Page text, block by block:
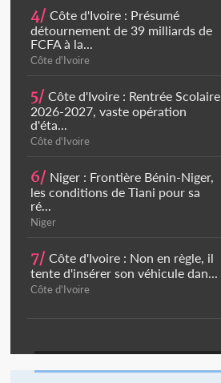
4/ Côte d'Ivoire : Présumé
détournement de 39 milliards de
FCFA à la...
Côte d'Ivoire
5/ Côte d'Ivoire : Rentrée Scolaire
2026-2027, vaste opération
d'éta...
Côte d'Ivoire
6/ Niger : Frontière Bénin-Niger,
les conditions de Tiani pour sa
ré...
Niger
7/ Côte d'Ivoire : Non en règle, il
tente d'insérer son véhicule dan...
Côte d'Ivoire